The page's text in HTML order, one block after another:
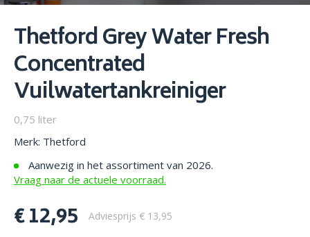
Thetford Grey Water Fresh
Concentrated
Vuilwatertankreiniger
0,75 liter
Merk: Thetford
Aanwezig in het assortiment van 2026.
Vraag naar de actuele voorraad.
€ 12,95 Adviesprijs € 13,95